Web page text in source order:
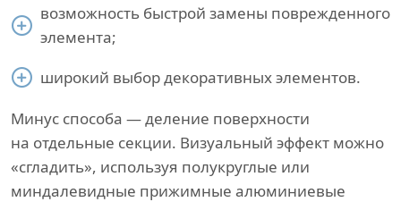
возможность быстрой замены поврежденного
элемента;
широкий выбор декоративных элементов.
Минус способа — деление поверхности
на отдельные секции. Визуальный эффект можно
«сгладить», используя полукруглые или
миндалевидные прижимные алюминиевые